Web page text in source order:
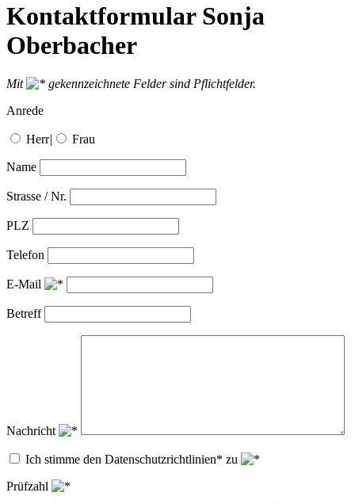
Kontaktformular Sonja
Oberbacher
Mit
gekennzeichnete Felder sind Pflichtfelder.
Anrede
Herr| Frau
Name
Strasse / Nr.
PLZ
Telefon
E-Mail
Betreff
Nachricht
Ich stimme den Datenschutzrichtlinien* zu
Prüfzahl